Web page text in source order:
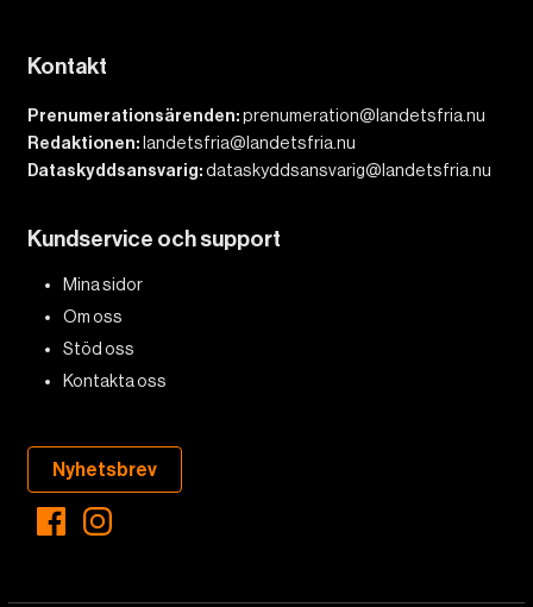
Kontakt
Prenumerationsärenden:prenumeration@landetsfria.nu
Redaktionen: landetsfria@landetsfria.nu
Dataskyddsansvarig:dataskyddsansvarig@landetsfria.nu
Kundservice och support
Mina sidor
Om oss
Stöd oss
Kontakta oss
Nyhetsbrev